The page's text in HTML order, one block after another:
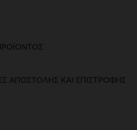
ΑΠΟΣΤΟΛΉΣ ΚΑΙ ΕΠΙΣΤΡΟΦΉΣ